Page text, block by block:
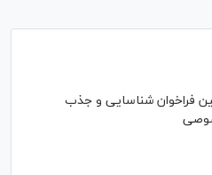
فراخوان شناسایی و جذب